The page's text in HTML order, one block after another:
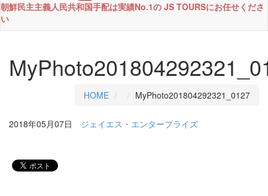
朝鮮民主主義人民共和国手配は実績No.1の JS TOURSにお任せくださ
い
HOME MyPhoto201804292321_0127
2018年05月07日 ジェイエス・エンタープライズ